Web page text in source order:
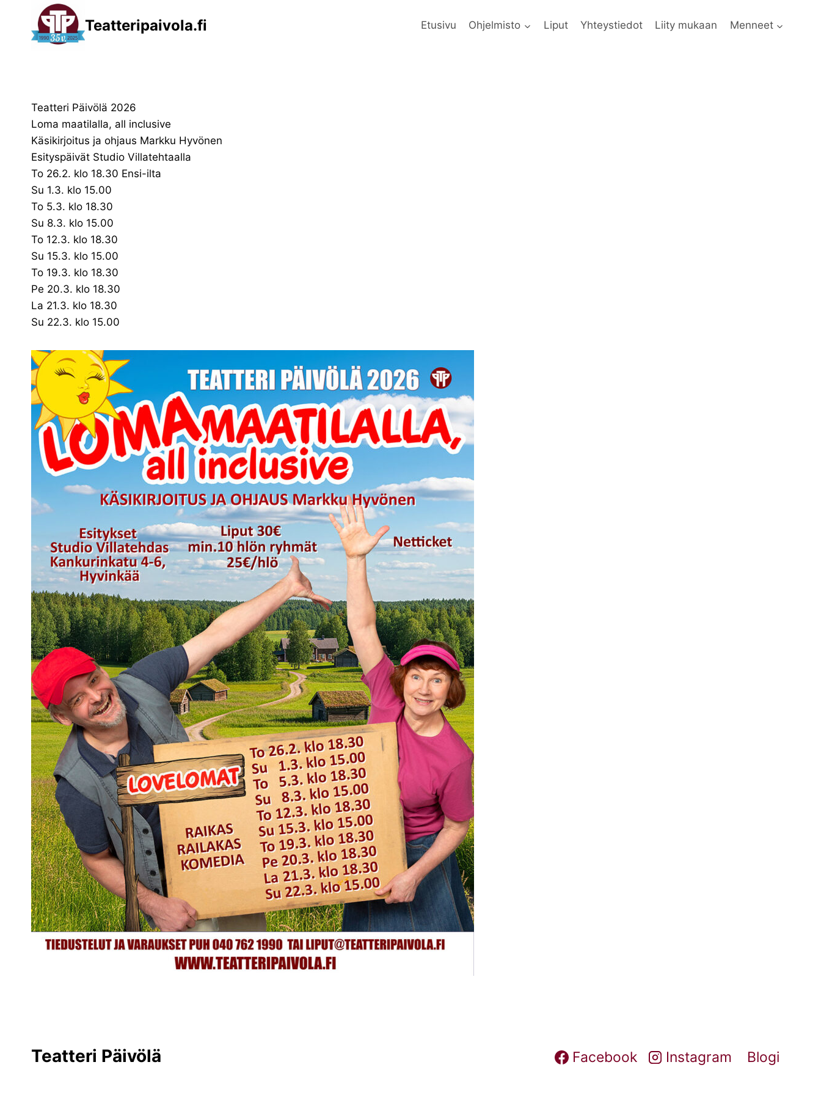
sisältöön
Teatteripaivola.fi Etusivu Ohjelmisto Liput Yhteystiedot Liity mukaan Menneet
Teatteri Päivölä 2026
Loma maatilalla, all inclusive
Käsikirjoitus ja ohjaus Markku Hyvönen
Esityspäivät Studio Villatehtaalla
To 26.2. klo 18.30 Ensi-ilta
Su 1.3. klo 15.00
To 5.3. klo 18.30
Su 8.3. klo 15.00
To 12.3. klo 18.30
Su 15.3. klo 15.00
To 19.3. klo 18.30
Pe 20.3. klo 18.30
La 21.3. klo 18.30
Su 22.3. klo 15.00
Teatteri Päivölä Facebook Instagram Blogi